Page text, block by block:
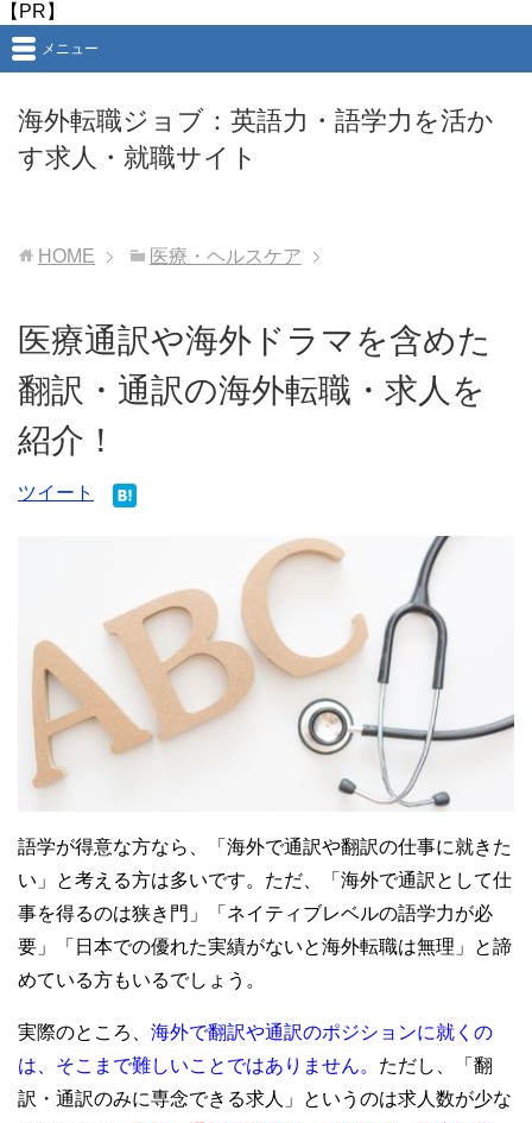
【PR】
海外転職ジョブ：英語力・語学力を活か
す求人・就職サイト
メニュー
HOME 医療・ヘルスケア
医療通訳や海外ドラマを含めた
翻訳・通訳の海外転職・求人を
紹介！
ツイート
語学が得意な方なら、「海外で通訳や翻訳の仕事に就きた
い」と考える方は多いです。ただ、「海外で通訳として仕
事を得るのは狭き門」「ネイティブレベルの語学力が必
要」「日本での優れた実績がないと海外転職は無理」と諦
めている方もいるでしょう。
実際のところ、 海外で翻訳や通訳のポジションに就くの
は、そこまで難しいことではありません。 ただし、「翻
訳・通訳のみに専念できる求人」というのは求人数が少な